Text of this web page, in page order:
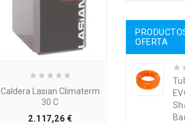
Caldera Lasian Climaterm
30 C
2.117,26 €Precio
OFERTA